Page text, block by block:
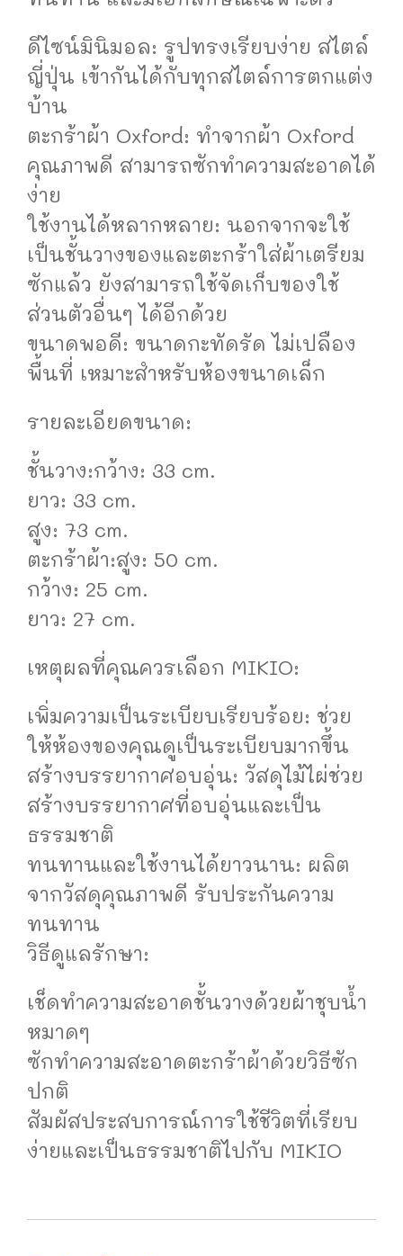
ดีไซน์มินิมอล: รูปทรงเรียบง่าย สไตล์
ญี่ปุ่น เข้ากันได้กับทุกสไตล์การตกแต่ง
บ้าน
ตะกร้าผ้า Oxford: ทำจากผ้า Oxford
คุณภาพดี สามารถซักทำความสะอาดได้
ง่าย
ใช้งานได้หลากหลาย: นอกจากจะใช้
เป็นชั้นวางของและตะกร้าใส่ผ้าเตรียม
ซักแล้ว ยังสามารถใช้จัดเก็บของใช้
ส่วนตัวอื่นๆ ได้อีกด้วย
ขนาดพอดี: ขนาดกะทัดรัด ไม่เปลือง
พื้นที่ เหมาะสำหรับห้องขนาดเล็ก
รายละเอียดขนาด:
ชั้นวาง:กว้าง: 33 cm.
ยาว: 33 cm.
สูง: 73 cm.
ตะกร้าผ้า:สูง: 50 cm.
กว้าง: 25 cm.
ยาว: 27 cm.
เหตุผลที่คุณควรเลือก MIKIO:
เพิ่มความเป็นระเบียบเรียบร้อย: ช่วย
ให้ห้องของคุณดูเป็นระเบียบมากขึ้น
สร้างบรรยากาศอบอุ่น: วัสดุไม้ไผ่ช่วย
สร้างบรรยากาศที่อบอุ่นและเป็น
ธรรมชาติ
ทนทานและใช้งานได้ยาวนาน: ผลิต
จากวัสดุคุณภาพดี รับประกันความ
ทนทาน
วิธีดูแลรักษา:
เช็ดทำความสะอาดชั้นวางด้วยผ้าชุบน้ำ
หมาดๆ
ซักทำความสะอาดตะกร้าผ้าด้วยวิธีซัก
ปกติ
สัมผัสประสบการณ์การใช้ชีวิตที่เรียบ
ง่ายและเป็นธรรมชาติไปกับ MIKIO